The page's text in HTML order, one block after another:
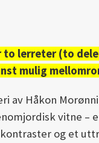
lerreter (to
mulig
av Håkon
vitne –
og et